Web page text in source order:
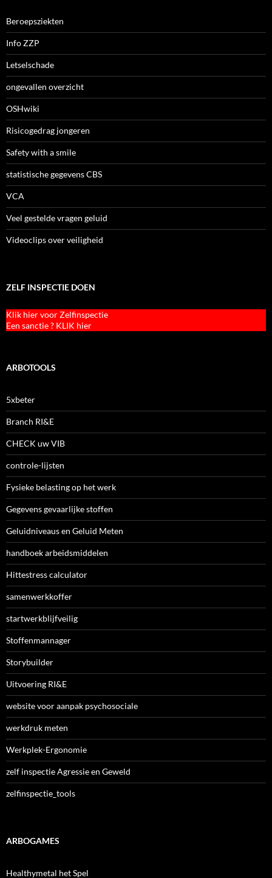
Beroepsziekten
Info ZZP
Letselschade
ongevallen overzicht
OSHwiki
Risicogedrag jongeren
Safety with a smile
statistische gegevens CBS
VCA
Veel gestelde vragen geluid
Videoclips over veiligheid
ZELF INSPECTIE DOEN
Klik hier voor Zelfinspectie
Een sanctie ? KLIK hier
ARBOTOOLS
5xbeter
Branch RI&E
CHECK uw VIB
controle-lijsten
Fysieke belasting op het werk
Gegevens gevaarlijke stoffen
Geluidniveaus en Geluid Meten
handboek arbeidsmiddelen
Hittestress calculator
samenwerkkoffer
startwerkblijfveilig
Stoffenmannager
Storybuilder
Uitvoering RI&E
website voor aanpak psychosociale
werkdruk meten
Werkplek-Ergonomie
zelf inspectie Agressie en Geweld
zelfinspectie_tools
ARBOGAMES
Healthymetal het Spel